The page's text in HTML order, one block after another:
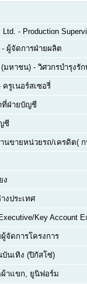
Ltd. - Production
- ผู้จัดการฝ่ายผลิต
(มหาชน) - วิศวกรบำรุงรั
ครูเนอร์สเซอรี่
ที่ฝ่ายบัญชี
ชี
นขายหน่วยรถ/เครดิต(
ง
งประเทศ
Key Account
จัดการโครงการ
นเทิง (ปิกัสโซ่)
ผ้าแขก, ยูนิฟอร์ม